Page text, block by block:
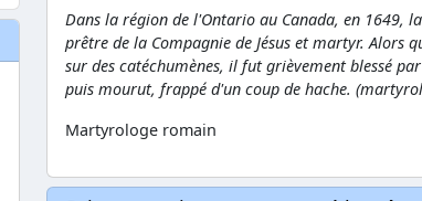
Dans la région de l'Ontario au Canada, en 1649,
prêtre de la Compagnie de Jésus et martyr. Alors
sur des catéchumènes, il fut grièvement blessé
puis mourut, frappé d'un coup de hache.
Martyrologe romain